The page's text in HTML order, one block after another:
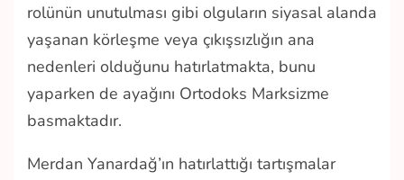
rolünün unutulması gibi olguların siyasal alanda
yaşanan körleşme veya çıkışsızlığın ana
nedenleri olduğunu hatırlatmakta, bunu
yaparken de ayağını Ortodoks Marksizme
basmaktadır.
Merdan Yanardağ’ın hatırlattığı tartışmalar